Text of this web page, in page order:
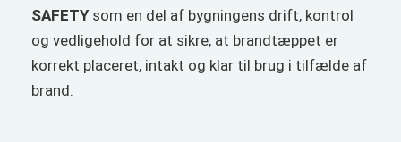
SAFETYsom en del af bygningens drift, kontrol
og vedligehold for at sikre, at brandtæppet er
korrekt placeret, intakt og klar til brug i tilfælde af
brand.